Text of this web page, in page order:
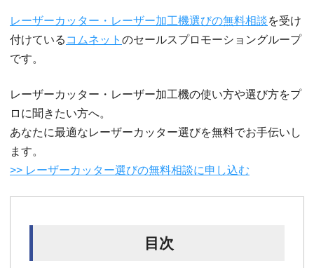
レーザーカッター・レーザー加工機選びの無料相談を受け
付けている コムネット のセールスプロモーショングループ
です。
レーザーカッター・レーザー加工機の使い方や選び方をプ
ロに聞きたい方へ。
あなたに最適なレーザーカッター選びを無料でお手伝いし
ます。
>> レーザーカッター選びの無料相談に申し込む
目次